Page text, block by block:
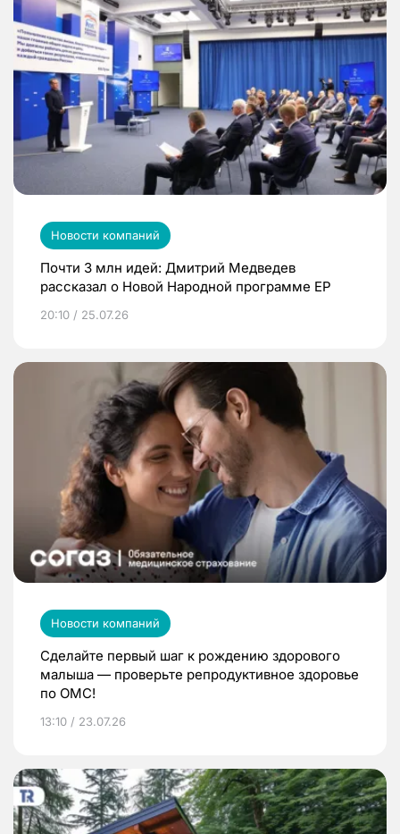
Новости компаний
Почти 3 млн идей: Дмитрий Медведев
рассказал о Новой Народной программе ЕР
20:10 / 25.07.26
Новости компаний
Сделайте первый шаг к рождению здорового
малыша — проверьте репродуктивное здоровье
по ОМС!
13:10 / 23.07.26